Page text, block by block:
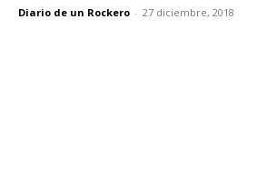
Diario de un Rockero - 27 diciembre, 2018